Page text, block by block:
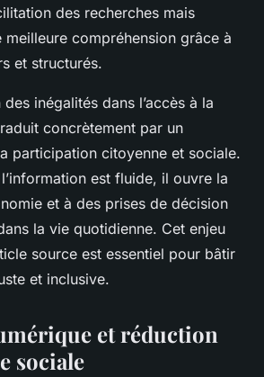
des recherches mais
meilleure compréhension grâce à
et structurés.
inégalités dans l’accès à la
concrètement par un
participation citoyenne et sociale.
est fluide, il ouvre la
et à des prises de décision
la vie quotidienne. Cet enjeu
source est essentiel pour bâtir
et inclusive.
et réduction
sociale